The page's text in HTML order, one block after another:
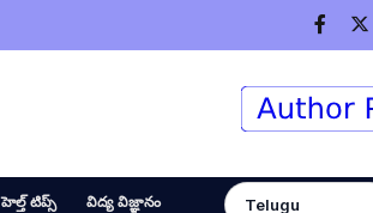
హెల్త్ టిప్స్ విద్య విజ్ఞానం